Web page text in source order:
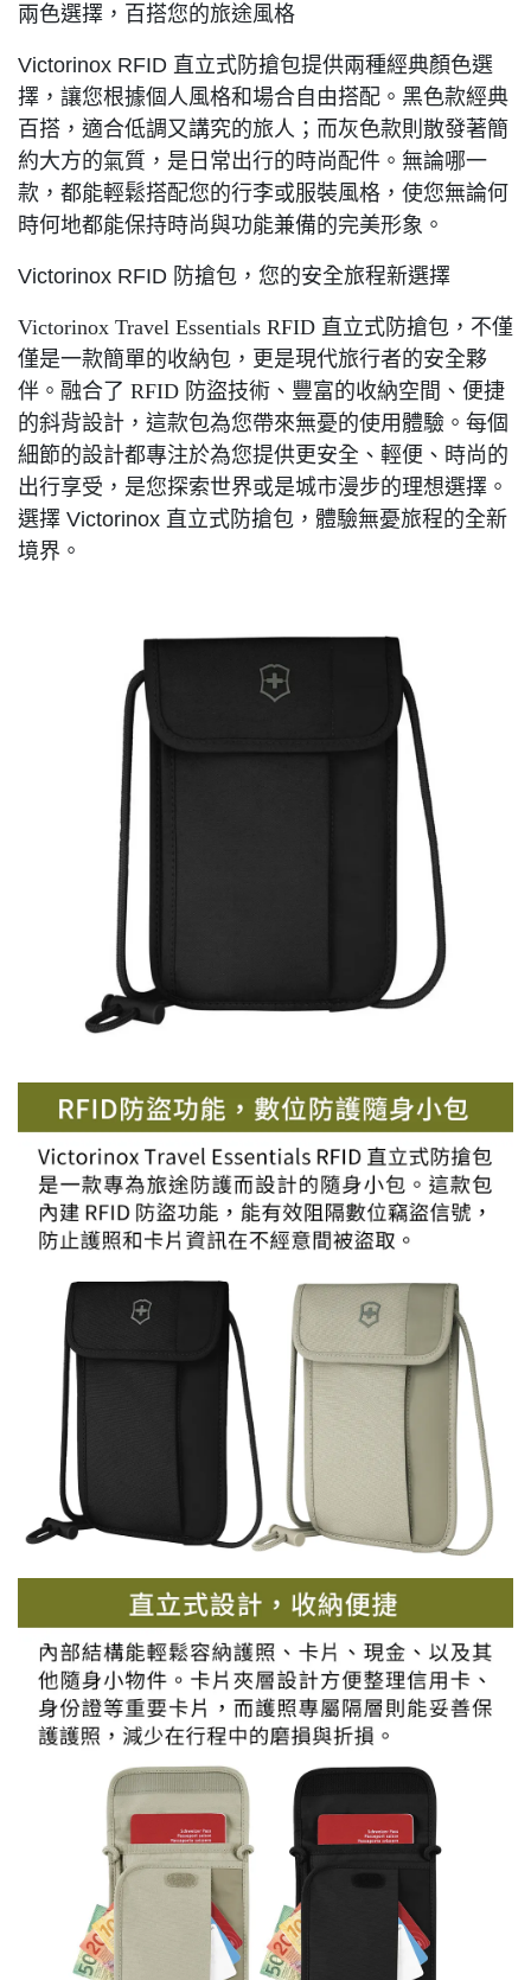
兩色選擇，百搭您的旅途風格
Victorinox RFID 直立式防搶包提供兩種經典顏色選
擇，讓您根據個人風格和場合自由搭配。黑色款經典
百搭，適合低調又講究的旅人；而灰色款則散發著簡
約大方的氣質，是日常出行的時尚配件。無論哪一
款，都能輕鬆搭配您的行李或服裝風格，使您無論何
時何地都能保持時尚與功能兼備的完美形象。
Victorinox RFID 防搶包，您的安全旅程新選擇
Victorinox Travel Essentials RFID 直立式防搶包，不僅
僅是一款簡單的收納包，更是現代旅行者的安全夥
伴。融合了 RFID 防盜技術、豐富的收納空間、便捷
的斜背設計，這款包為您帶來無憂的使用體驗。每個
細節的設計都專注於為您提供更安全、輕便、時尚的
出行享受，是您探索世界或是城市漫步的理想選擇。
選擇 Victorinox 直立式防搶包，體驗無憂旅程的全新
境界。